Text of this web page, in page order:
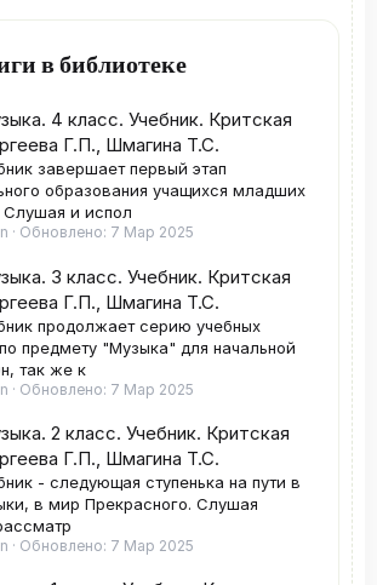
в библиотеке
4 класс. Учебник. Критская
Г.П., Шмагина Т.С.
завершает первый этап
образования учащихся младших
Слушая и испол
Обновлено: 7 Мар 2025
3 класс. Учебник. Критская
Г.П., Шмагина Т.С.
продолжает серию учебных
предмету "Музыка" для начальной
так же к
Обновлено: 7 Мар 2025
2 класс. Учебник. Критская
Г.П., Шмагина Т.С.
- следующая ступенька на пути в
в мир Прекрасного. Слушая
Обновлено: 7 Мар 2025